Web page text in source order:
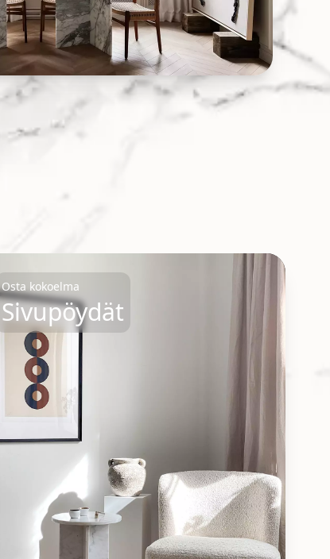
Osta kokoelma
Sivupöydät